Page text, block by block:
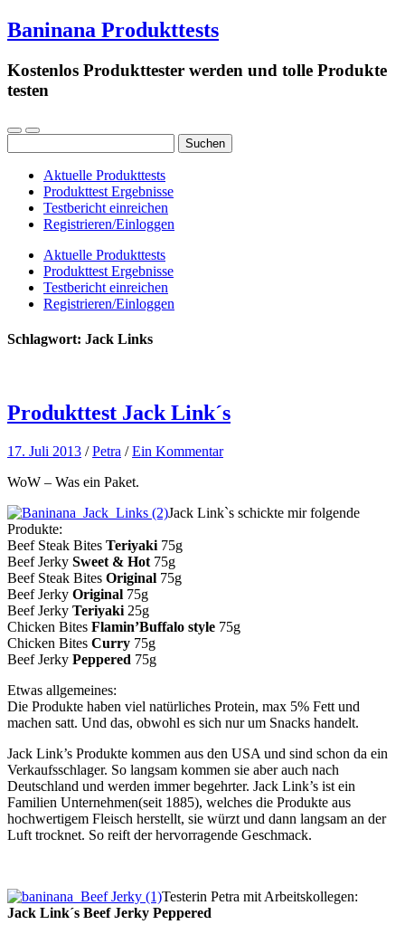
Baninana Produkttests
Kostenlos Produkttester werden und tolle Produkte
testen
nach:
Aktuelle Produkttests
Produkttest Ergebnisse
Testbericht einreichen
Registrieren/Einloggen
Aktuelle Produkttests
Produkttest Ergebnisse
Testbericht einreichen
Registrieren/Einloggen
Schlagwort: Jack Links
Produkttest Jack Link´s
17. Juli 2013 /Petra /Ein Kommentar
WoW – Was ein Paket.
Jack Link`s schickte mir folgende
Produkte:
Beef Steak Bites Teriyaki 75g
Beef Jerky Sweet & Hot 75g
Beef Steak Bites Original 75g
Beef Jerky Original 75g
Beef Jerky Teriyaki 25g
Chicken Bites Flamin’Buffalo style 75g
Chicken Bites Curry 75g
Beef Jerky Peppered 75g
Etwas allgemeines:
Die Produkte haben viel natürliches Protein, max 5% Fett und
machen satt. Und das, obwohl es sich nur um Snacks handelt.
Jack Link’s Produkte kommen aus den USA und sind schon da ein
Verkaufsschlager. So langsam kommen sie aber auch nach
Deutschland und werden immer begehrter. Jack Link’s ist ein
Familien Unternehmen(seit 1885), welches die Produkte aus
hochwertigem Fleisch herstellt, sie würzt und dann langsam an der
Luft trocknet. So reift der hervorragende Geschmack.
Testerin Petra mit Arbeitskollegen:
Jack Link´s Beef Jerky Peppered